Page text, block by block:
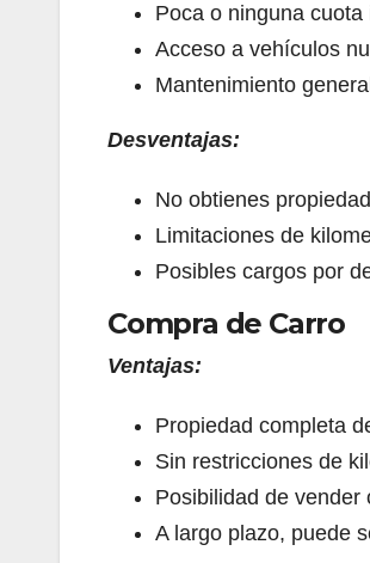
Poca o ninguna
Acceso a vehículos
Mantenimiento
Desventajas:
No obtienes
Limitaciones de
Posibles cargos por
Compra de Carro
Ventajas:
Propiedad completa
Sin restricciones de
Posibilidad de vender
A largo plazo, puede